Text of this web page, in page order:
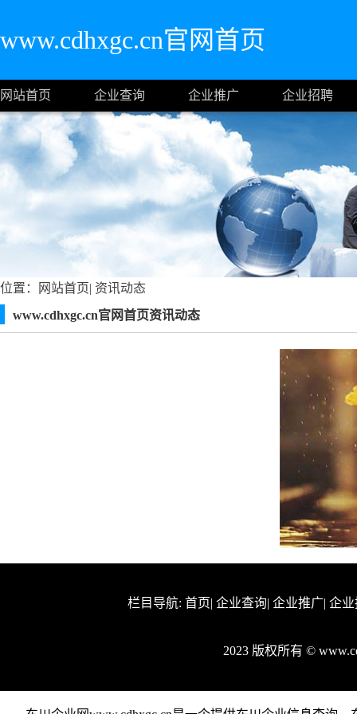
www.cdhxgc.cn官网首页
网站首页 企业查询 企业推广 企业招聘
位置： 网站首页| 资讯动态
www.cdhxgc.cn官网首页资讯动态
栏目导航: 首页| 企业查询| 企业推广| 企
2023 版权所有 ©